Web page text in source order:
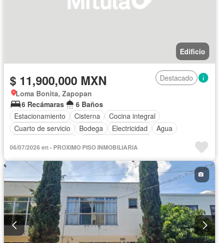
Edificio
$ 11,900,000 MXN
Destacado
Loma Bonita, Zapopan
6 Recámaras
6 Baños
Estacionamiento
Cisterna
Cocina integral
Cuarto de servicio
Bodega Electricidad
Agua
06/07/2026 en - PROXIMO PISO INMOBILIARIA